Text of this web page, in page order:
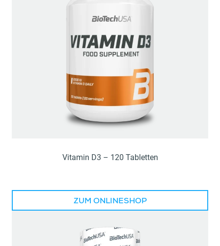
Vitamin D3 – 120 Tabletten
ZUM ONLINESHOP